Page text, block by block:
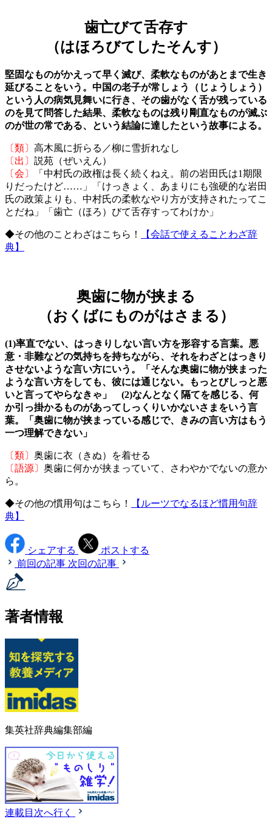
歯亡びて舌存す
（はほろびてしたそんす）
堅固なものがかえって早く滅び、柔軟なものがあとまで生き
延びることをいう。中国の老子が常しょう（じょうしょう）
という人の病気見舞いに行き、その歯がなく舌が残っている
のを見て問答した結果、柔軟なものは残り剛直なものが滅ぶ
のが世の常である、という結論に達したという故事による。
〔類〕 高木風に折らる／柳に雪折れなし
〔出〕 説苑（ぜいえん）
〔会〕
「中村氏の政権は長く続くねえ。前の岩田氏は1期限
りだったけど……」「けっきょく、あまりにも強硬的な岩田
氏の政策よりも、中村氏の柔軟なやり方が支持されたってこ
とだね」「歯亡（ほろ）びて舌存すってわけか」
◆その他のことわざはこちら！
【会話で使えることわざ辞
典】
奥歯に物が挟まる
（おくばにものがはさまる）
(1)率直でない、はっきりしない言い方を形容する言葉。悪
意・非難などの気持ちを持ちながら、それをわざとはっきり
させないような言い方にいう。「そんな奥歯に物が挟まった
ような言い方をしても、彼には通じない。もっとびしっと悪
いと言ってやらなきゃ」 (2)なんとなく隔てを感じる、何
か引っ掛かるものがあってしっくりいかないさまをいう言
葉。「奥歯に物が挟まっている感じで、きみの言い方はもう
一つ理解できない」
〔類〕 奥歯に衣（きぬ）を着せる
〔語源〕 奥歯に何かが挟まっていて、さわやかでないの意か
ら。
◆その他の慣用句はこちら！
【ルーツでなるほど慣用句辞
典】
シェアする
ポストする
前回の記事 次回の記事
著者情報
集英社辞典編集部編
連載目次へ行く